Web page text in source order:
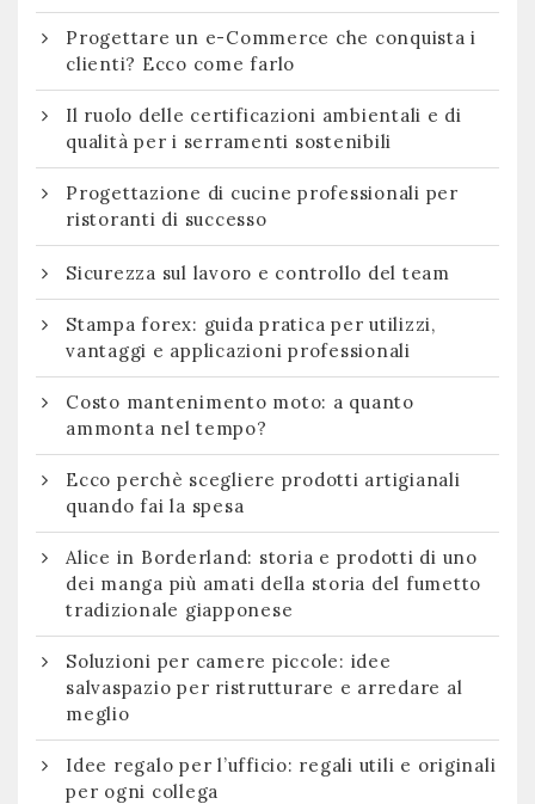
Progettare un e-Commerce che conquista i
clienti? Ecco come farlo
Il ruolo delle certificazioni ambientali e di
qualità per i serramenti sostenibili
Progettazione di cucine professionali per
ristoranti di successo
Sicurezza sul lavoro e controllo del team
Stampa forex: guida pratica per utilizzi,
vantaggi e applicazioni professionali
Costo mantenimento moto: a quanto
ammonta nel tempo?
Ecco perchè scegliere prodotti artigianali
quando fai la spesa
Alice in Borderland: storia e prodotti di uno
dei manga più amati della storia del fumetto
tradizionale giapponese
Soluzioni per camere piccole: idee
salvaspazio per ristrutturare e arredare al
meglio
Idee regalo per l’ufficio: regali utili e originali
per ogni collega